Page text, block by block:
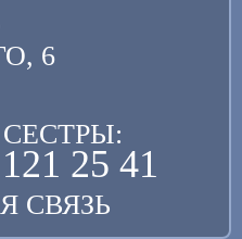
6
25 41
СВЯЗЬ